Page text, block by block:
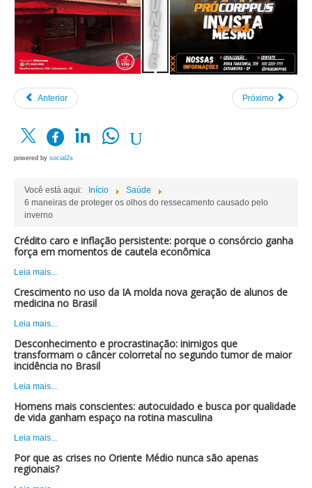
Anterior Próximo
powered by social2s
Você está aqui: Início
Saúde
6 maneiras de proteger os olhos do ressecamento causado pelo
inverno
Crédito caro e inflação persistente: porque o consórcio ganha
força em momentos de cautela econômica
Leia mais...
Crescimento no uso da IA molda nova geração de alunos de
medicina no Brasil
Leia mais...
Desconhecimento e procrastinação: inimigos que
transformam o câncer colorretal no segundo tumor de maior
incidência no Brasil
Leia mais...
Homens mais conscientes: autocuidado e busca por qualidade
de vida ganham espaço na rotina masculina
Leia mais...
Por que as crises no Oriente Médio nunca são apenas
regionais?